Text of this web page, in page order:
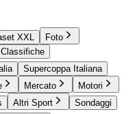
XXL
Foto
Supercoppa Italiana
Mercato
Motori
Altri Sport
Sondaggi